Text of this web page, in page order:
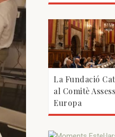
La Fundació
al Comitè
Europa